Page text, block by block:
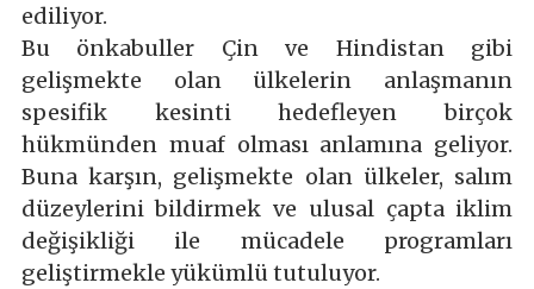
ediliyor.
Bu önkabuller Çin ve Hindistan gibi
gelişmekte olan ülkelerin anlaşmanın
spesifik kesinti hedefleyen birçok
hükmünden muaf olması anlamına geliyor.
Buna karşın, gelişmekte olan ülkeler, salım
düzeylerini bildirmek ve ulusal çapta iklim
değişikliği ile mücadele programları
geliştirmekle yükümlü tutuluyor.